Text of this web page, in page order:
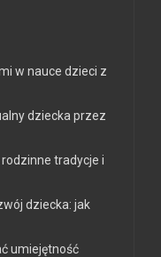
w nauce dzieci z
dziecka przez
tradycje i
dziecka: jak
umiejętność